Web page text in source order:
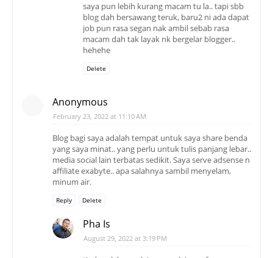
saya pun lebih kurang macam tu la.. tapi sbb
blog dah bersawang teruk, baru2 ni ada dapat
job pun rasa segan nak ambil sebab rasa
macam dah tak layak nk bergelar blogger..
hehehe
Delete
Anonymous
February 23, 2022 at 11:10 AM
Blog bagi saya adalah tempat untuk saya share benda
yang saya minat.. yang perlu untuk tulis panjang lebar..
media social lain terbatas sedikit. Saya serve adsense n
affiliate exabyte.. apa salahnya sambil menyelam,
minum air.
Reply Delete
Pha Is
August 29, 2022 at 3:19 PM